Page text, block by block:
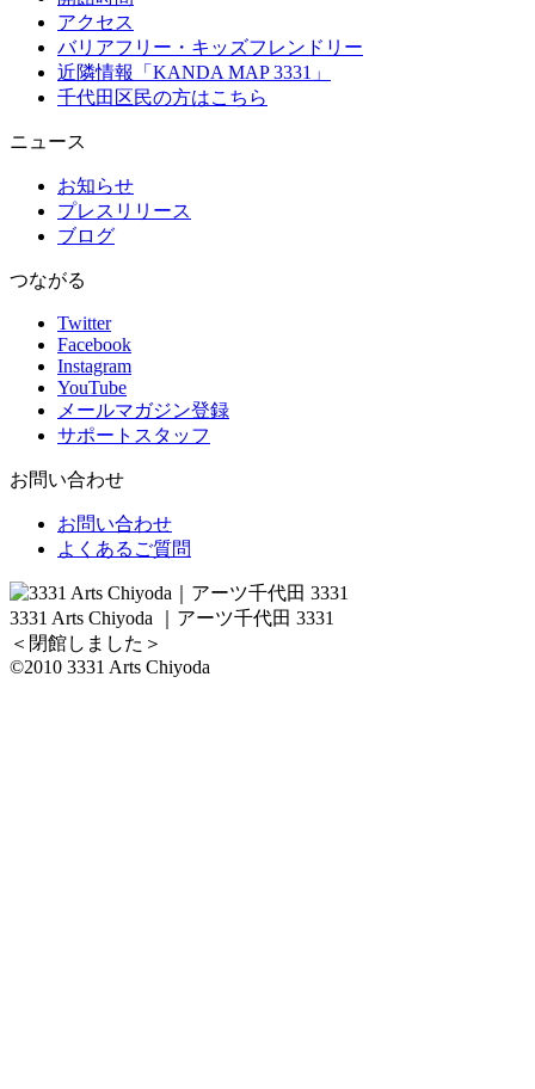
アクセス
バリアフリー・キッズフレンドリー
近隣情報「KANDA MAP 3331」
千代田区民の方はこちら
ニュース
お知らせ
プレスリリース
ブログ
つながる
Twitter
Facebook
Instagram
YouTube
メールマガジン登録
サポートスタッフ
お問い合わせ
お問い合わせ
よくあるご質問
3331 Arts Chiyoda ｜アーツ千代田 3331
＜閉館しました＞
©2010 3331 Arts Chiyoda